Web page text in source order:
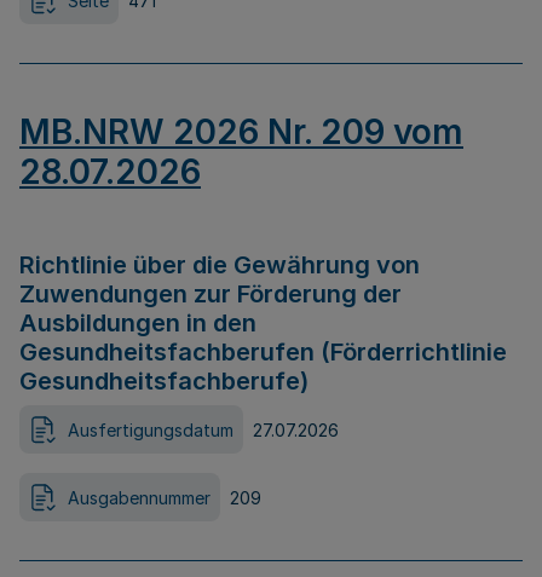
MB.NRW 2026 Nr. 209 vom
28.07.2026
Richtlinie über die Gewährung von
Zuwendungen zur Förderung der
Ausbildungen in den
Gesundheitsfachberufen (Förderrichtlinie
Gesundheitsfachberufe)
Ausfertigungsdatum 27.07.2026
Ausgabennummer 209